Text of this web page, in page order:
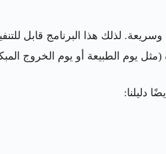
لذلك هذا البرنامج قابل
يوم الطبيعة أو يوم الخروج
دليلنا: